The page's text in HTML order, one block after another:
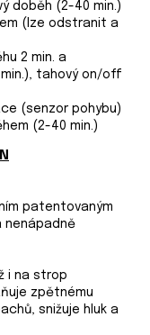
doběh (2-40 min.)
(lze odstranit a
2 min. a
tahový on/off
(senzor pohybu)
(2-40 min.)
patentovaným
nenápadně
i na strop
zpětnému
snižuje hluk a